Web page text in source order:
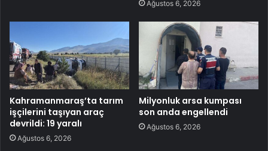
Ağustos 6, 2026
Kahramanmaraş’ta tarım
işçilerini taşıyan araç
devrildi: 19 yaralı
Ağustos 6, 2026
Milyonluk arsa kumpası
son anda engellendi
Ağustos 6, 2026